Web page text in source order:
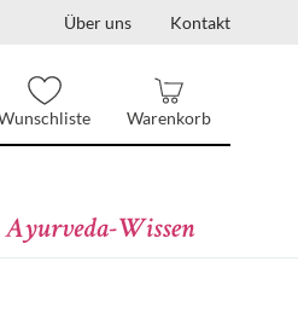
Über uns Kontakt
Warenkorb